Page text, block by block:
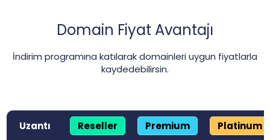
Domain Fiyat Avantajı
İndirim programına katılarak domainleri uygun fiyatlarla
kaydedebilirsin.
Uzantı Reseller Premium Platinum